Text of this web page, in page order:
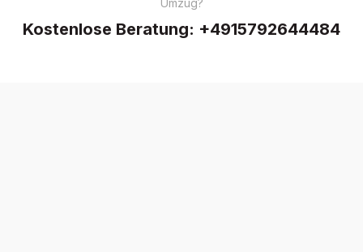
Umzug?
Kostenlose Beratung: +4915792644484